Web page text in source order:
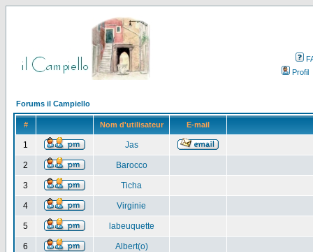
Profil
Forums il Campiello
# Nom d'utilisateur E-mail
1 Jas
2 Barocco
3 Ticha
4 Virginie
5 labeuquette
6 Albert(o)